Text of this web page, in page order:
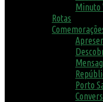
Minuto
Rotas
Porto